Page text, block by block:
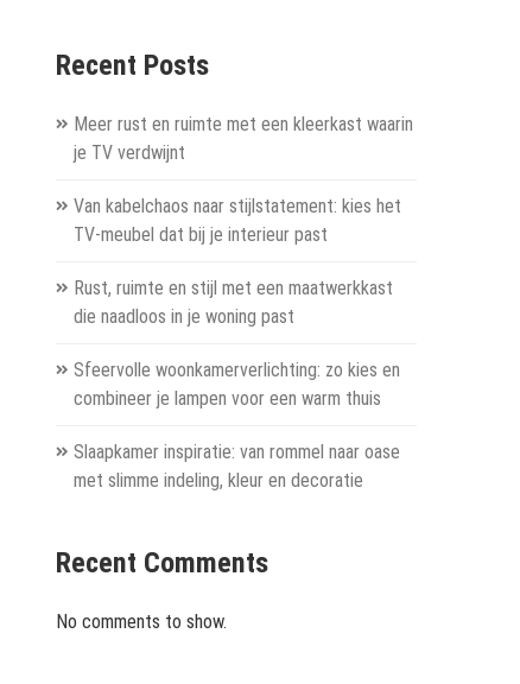
Recent Posts
Meer rust en ruimte met een kleerkast waarin
je TV verdwijnt
Van kabelchaos naar stijlstatement: kies het
TV-meubel dat bij je interieur past
Rust, ruimte en stijl met een maatwerkkast
die naadloos in je woning past
Sfeervolle woonkamerverlichting: zo kies en
combineer je lampen voor een warm thuis
Slaapkamer inspiratie: van rommel naar oase
met slimme indeling, kleur en decoratie
Recent Comments
No comments to show.